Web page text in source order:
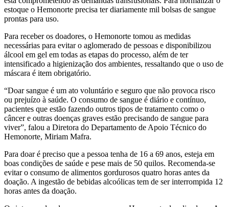
estoque o Hemonorte precisa ter diariamente mil bolsas de sangue
prontas para uso.
Para receber os doadores, o Hemonorte tomou as medidas
necessárias para evitar o aglomerado de pessoas e disponibilizou
álcool em gel em todas as etapas do processo, além de ter
intensificado a higienização dos ambientes, ressaltando que o uso de
máscara é item obrigatório.
“Doar sangue é um ato voluntário e seguro que não provoca risco
ou prejuízo à saúde. O consumo de sangue é diário e contínuo,
pacientes que estão fazendo outros tipos de tratamento como o
câncer e outras doenças graves estão precisando de sangue para
viver”, falou a Diretora do Departamento de Apoio Técnico do
Hemonorte, Miriam Mafra.
Para doar é preciso que a pessoa tenha de 16 a 69 anos, esteja em
boas condições de saúde e pese mais de 50 quilos. Recomenda-se
evitar o consumo de alimentos gordurosos quatro horas antes da
doação. A ingestão de bebidas alcoólicas tem de ser interrompida 12
horas antes da doação.